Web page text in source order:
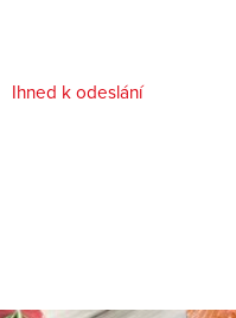
Ihned k odeslání